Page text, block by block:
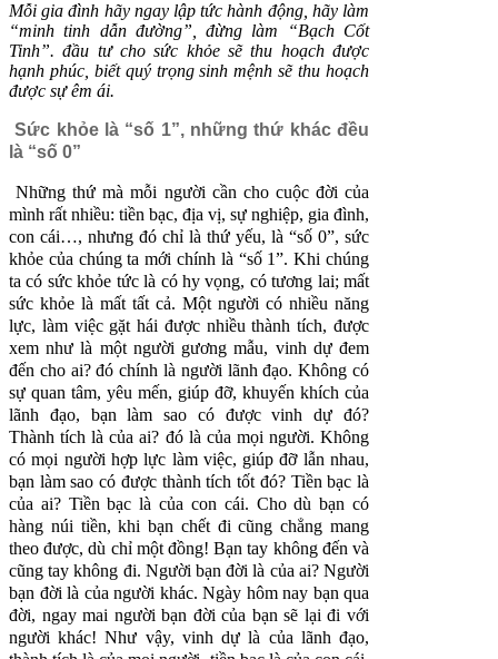
Mỗi gia đình hãy ngay lập tức hành động, hãy làm
“minh tinh dẫn đường”, đừng làm “Bạch Cốt
Tinh”. đầu tư cho sức khỏe sẽ thu hoạch được
hạnh phúc, biết quý trọng sinh mệnh sẽ thu hoạch
được sự êm ái.
Sức khỏe là “số 1”, những thứ khác đều
là “số 0”
Những thứ mà mỗi người cần cho cuộc đời của
mình rất nhiều: tiền bạc, địa vị, sự nghiệp, gia đình,
con cái…, nhưng đó chỉ là thứ yếu, là “số 0”, sức
khỏe của chúng ta mới chính là “số 1”. Khi chúng
ta có sức khỏe tức là có hy vọng, có tương lai; mất
sức khỏe là mất tất cả. Một người có nhiều năng
lực, làm việc gặt hái được nhiều thành tích, được
xem như là một người gương mẫu, vinh dự đem
đến cho ai? đó chính là người lãnh đạo. Không có
sự quan tâm, yêu mến, giúp đỡ, khuyến khích của
lãnh đạo, bạn làm sao có được vinh dự đó?
Thànhtích là của ai? đó là của mọi người. Không
có mọi người hợp lực làm việc, giúp đỡ lẫn nhau,
bạn làm sao có được thành tích tốt đó? Tiền bạc là
của ai? Tiền bạc là của con cái. Cho dù bạn có
hàng núi tiền, khi bạn chết đi cũng chẳng mang
theo được, dù chỉ một đồng! Bạn tay không đến và
cũng tay không đi. Người bạn đời là của ai? Người
bạn đời là của người khác. Ngày hôm nay bạn qua
đời, ngay mai người bạn đời của bạn sẽ lại đi với
người khác! Như vậy, vinh dự là của lãnh đạo,